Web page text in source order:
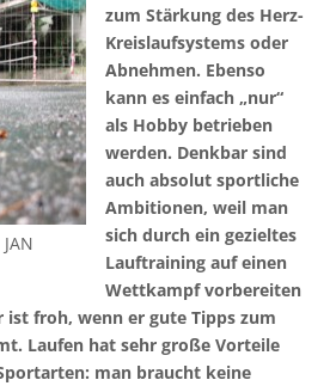
zum Stärkung des Herz-
Kreislaufsystems oder
Abnehmen. Ebenso
kann es einfach „nur“
als Hobby betrieben
werden. Denkbar sind
auch absolut sportliche
Ambitionen, weil man
sich durch ein gezieltes
Lauftraining auf einen
Wettkampf vorbereiten
ist froh, wenn er gute Tipps zum
Laufen hat sehr große Vorteile
man braucht keine